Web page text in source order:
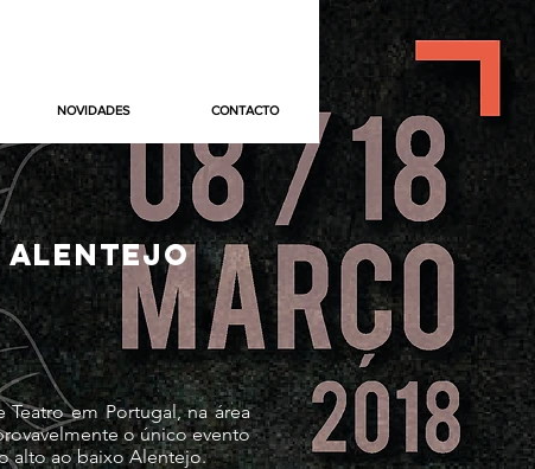
NOVIDADES CONTACTO
ALENTEJO
em Portugal, na área
o único evento
alto ao baixo Alentejo.